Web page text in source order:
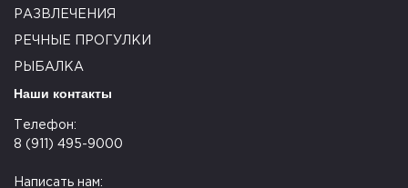
РАЗВЛЕЧЕНИЯ
РЕЧНЫЕ ПРОГУЛКИ
РЫБАЛКА
Наши контакты
Телефон:
8 (911) 495-9000
Написать нам: